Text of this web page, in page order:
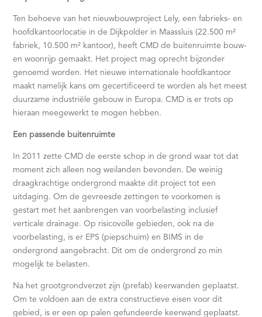
Ten behoeve van het nieuwbouwproject Lely, een fabrieks- en
hoofdkantoorlocatie in de Dijkpolder in Maassluis (22.500 m²
fabriek, 10.500 m² kantoor), heeft CMD de buitenruimte bouw-
en woonrijp gemaakt. Het project mag oprecht bijzonder
genoemd worden. Het nieuwe internationale hoofdkantoor
maakt namelijk kans om gecertificeerd te worden als het meest
duurzame industriële gebouw in Europa. CMD is er trots op
hieraan meegewerkt te mogen hebben.
Een passende buitenruimte
In 2011 zette CMD de eerste schop in de grond waar tot dat
moment zich alleen nog weilanden bevonden. De weinig
draagkrachtige ondergrond maakte dit project tot een
uitdaging. Om de gevreesde zettingen te voorkomen is
gestart met het aanbrengen van voorbelasting inclusief
verticale drainage. Op risicovolle gebieden, ook na de
voorbelasting, is er EPS (piepschuim) en BIMS in de
ondergrond aangebracht. Dit om de ondergrond zo min
mogelijk te belasten.
Na het grootgrondverzet zijn (prefab) keerwanden geplaatst.
Om te voldoen aan de extra constructieve eisen voor dit
gebied, is er een op palen gefundeerde keerwand geplaatst.